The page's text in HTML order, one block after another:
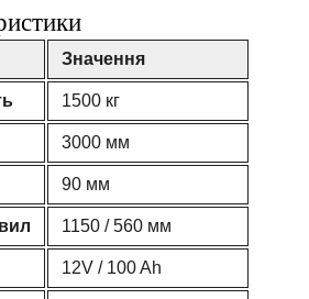
Значення
1500 кг
3000 мм
90 мм
1150 / 560 мм
12V / 100 Ah